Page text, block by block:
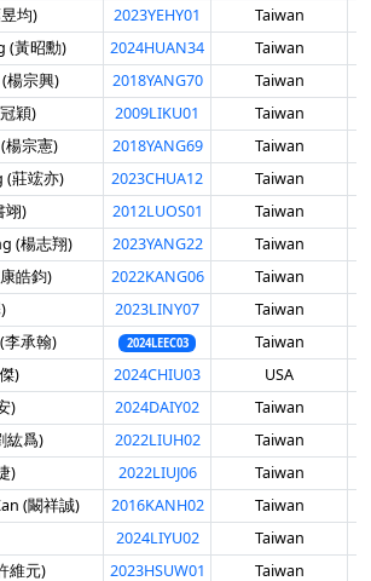
均) 2023YEHY01 Taiwan
(黃昭勳) 2024HUAN34 Taiwan
楊宗興) 2018YANG70 Taiwan
穎) 2009LIKU01 Taiwan
楊宗憲) 2018YANG69 Taiwan
(莊竤亦) 2023CHUA12 Taiwan
翊) 2012LUOS01 Taiwan
(楊志翔) 2023YANG22 Taiwan
皓鈞) 2022KANG06 Taiwan
2023LINY07 Taiwan
李承翰) 2024LEEC03 Taiwan
) 2024CHIU03 USA
) 2024DAIY02 Taiwan
紘爲) 2022LIUH02 Taiwan
) 2022LIUJ06 Taiwan
(闞祥誠) 2016KANH02 Taiwan
2024LIYU02 Taiwan
維元) 2023HSUW01 Taiwan